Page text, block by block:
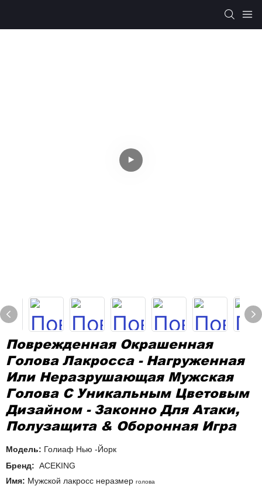
Поврежденная Окрашенная
Голова Лакросса - Нагруженная
Или Неразрушающая Мужская
Голова С Уникальным Цветовым
Дизайном - Законно Для Атаки,
Полузащита & Оборонная Игра
Модель: Голиаф Нью -Йорк
Бренд: ACEKING
Имя: Мужской лакросс неразмер голова